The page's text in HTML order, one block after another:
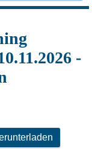
ONLINE-
-